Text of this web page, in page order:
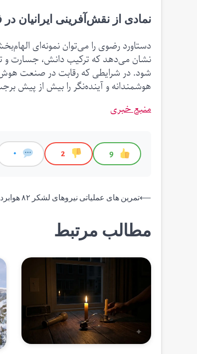
نمادی از نقش‌آفرینی ایرانیان
دستاورد رضوی را می‌توان نمونه‌ای
نشان می‌دهد که ترکیب دانش، جسارت و
شود. در شرایطی که رقابت در صنعت
هوشمندانه و آینده‌نگر را بیش از پیش
منبع خبری
9
2
0
راهبری
⟵تمرین های عملیاتی نیروهای لشکر ۸۲ هوابرد در خاورمیانه
مطالب مرتبط